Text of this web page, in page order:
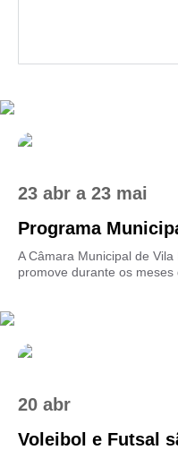
23 abr a23 mai
Programa
A Câmara Municipal de
promove durante os
20 abr
Voleibol e Futsal